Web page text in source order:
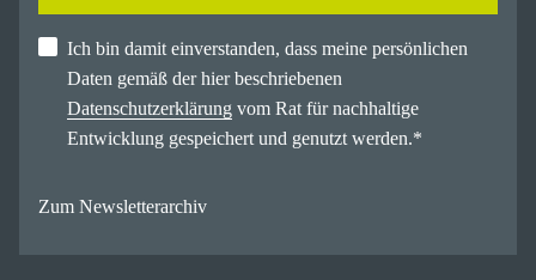
Ich bin damit einverstanden, dass meine persönlichen
Daten gemäß der hier beschriebenen
Datenschutzerklärung vom Rat für nachhaltige
Entwicklung gespeichert und genutzt werden.*
Zum Newsletterarchiv